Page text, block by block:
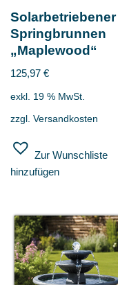
Solarbetriebener
Springbrunnen
„Maplewood“
125,97 €
exkl. 19 % MwSt.
zzgl. Versandkosten
Zur Wunschliste
hinzufügen